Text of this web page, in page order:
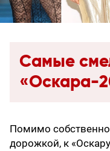
Самые
«Оскара-
Помимо
дорожкой, к